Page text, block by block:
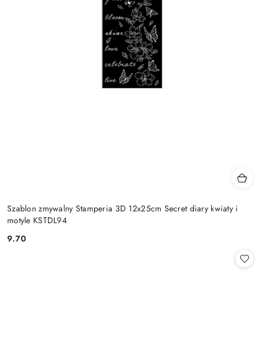
Szablon zmywalny Stamperia 3D 12x25cm Secret diary kwiaty i
motyle KSTDL94
Cena:
9.70